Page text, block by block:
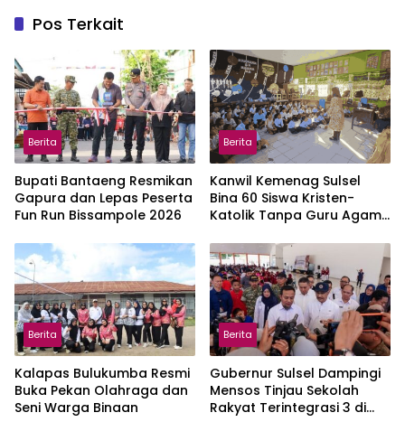
Pos Terkait
Berita
Bupati Bantaeng Resmikan
Gapura dan Lepas Peserta
Fun Run Bissampole 2026
Berita
Kanwil Kemenag Sulsel
Bina 60 Siswa Kristen-
Katolik Tanpa Guru Agama
Berita
Kalapas Bulukumba Resmi
Buka Pekan Olahraga dan
Seni Warga Binaan
Berita
Gubernur Sulsel Dampingi
Mensos Tinjau Sekolah
Rakyat Terintegrasi 3 di